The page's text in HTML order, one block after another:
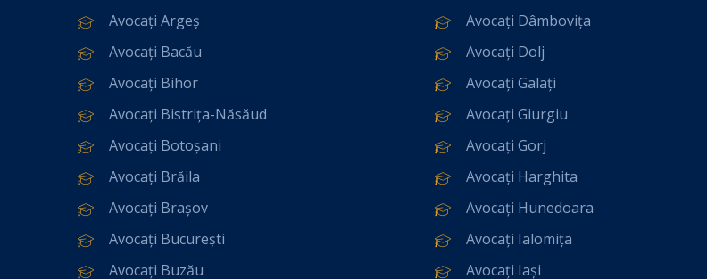
Avocați Argeș
Avocați Bacău
Avocați Bihor
Avocați Bistrița-Năsăud
Avocați Botoșani
Avocați Brăila
Avocați Brașov
Avocați București
Avocați Buzău
Avocați Dâmbovița
Avocați Dolj
Avocați Galați
Avocați Giurgiu
Avocați Gorj
Avocați Harghita
Avocați Hunedoara
Avocați Ialomița
Avocați Iași